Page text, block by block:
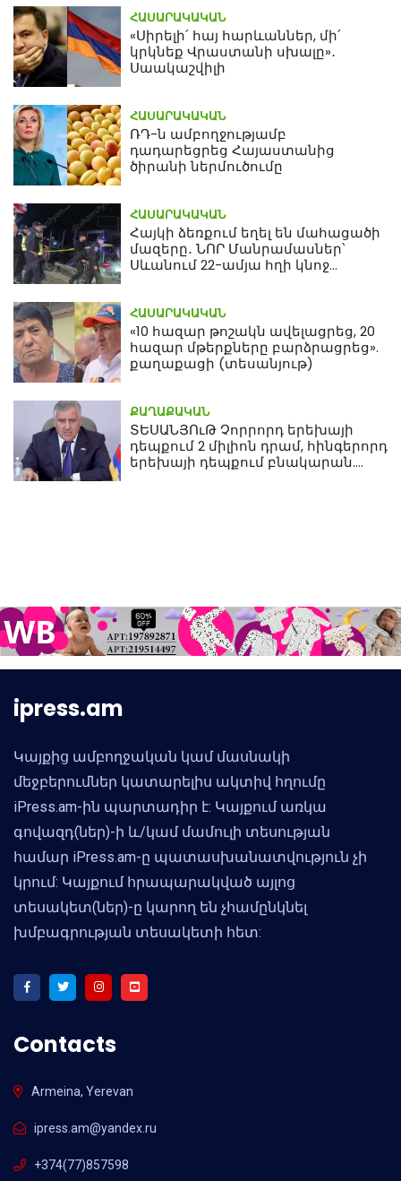
ՀԱՍԱՐԱԿԱԿԱՆ
«Սիրելի՛ հայ հարևաններ, մի՛
կրկնեք Վրաստանի սխալը»․
Սաակաշվիլի
ՀԱՍԱՐԱԿԱԿԱՆ
ՌԴ-ն ամբողջությամբ
դադարեցրեց Հայաստանից
ծիրանի ներմուծումը
ՀԱՍԱՐԱԿԱԿԱՆ
Հայկի ձեռքում եղել են մահացածի
մազերը․ ՆՈՐ Մանրամասներ՝
Սևանում 22-ամյա հղի կնոջ
ՀԱՍԱՐԱԿԱԿԱՆ
«10 հազար թոշակն ավելացրեց, 20
հազար մթերքները բարձրացրեց».
քաղաքացի (տեսանյութ)
ՔԱՂԱՔԱԿԱՆ
ՏԵՍԱՆՅՈւԹ Չորրորդ երեխայի
դեպքում 2 միլիոն դրամ, հինգերորդ
երեխայի դեպքում բնակարան.
ipress.am
Կայքից ամբողջական կամ մասնակի
մեջբերումներ կատարելիս ակտիվ հղումը
iPress.am-ին պարտադիր է: Կայքում առկա
գովազդ(ներ)-ի և/կամ մամուլի տեսության
համար iPress.am-ը պատասխանատվություն չի
կրում: Կայքում հրապարակված այլոց
տեսակետ(ներ)-ը կարող են չհամընկնել
խմբագրության տեսակետի հետ:
Contacts
Armeina, Yerevan
ipress.am@yandex.ru
+374(77)857598